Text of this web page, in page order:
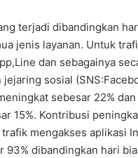
terjadi dibandingkan
jenis layanan. Untuk
dan sebagainya
sosial
sebesar 22%
15%. Kontribusi
mengakses aplikasi
93% dibandingkan hari